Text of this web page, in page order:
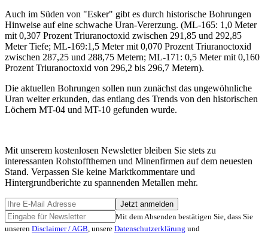
Auch im Süden von "Esker" gibt es durch historische Bohrungen
Hinweise auf eine schwache Uran-Vererzung. (ML-165: 1,0 Meter
mit 0,307 Prozent Triuranoctoxid zwischen 291,85 und 292,85
Meter Tiefe; ML-169:1,5 Meter mit 0,070 Prozent Triuranoctoxid
zwischen 287,25 und 288,75 Metern; ML-171: 0,5 Meter mit 0,160
Prozent Triuranoctoxid von 296,2 bis 296,7 Metern).
Die aktuellen Bohrungen sollen nun zunächst das ungewöhnliche
Uran weiter erkunden, das entlang des Trends von den historischen
Löchern MT-04 und MT-10 gefunden wurde.
Mit unserem kostenlosen Newsletter bleiben Sie stets zu
interessanten Rohstoffthemen und Minenfirmen auf dem neuesten
Stand. Verpassen Sie keine Marktkommentare und
Hintergrundberichte zu spannenden Metallen mehr.
Jetzt anmelden
Mit dem Absenden bestätigen Sie, dass Sie
unseren Disclaimer / AGB, unsere Datenschutzerklärung und